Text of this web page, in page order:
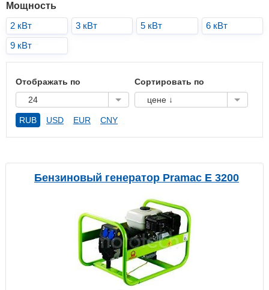
Мощность
2 кВт
3 кВт 5 кВт
6 кВт
9 кВт
Отображать по
24
Сортировать по
цене ↓
RUB USD EUR CNY
Бензиновый генератор Pramac E 3200